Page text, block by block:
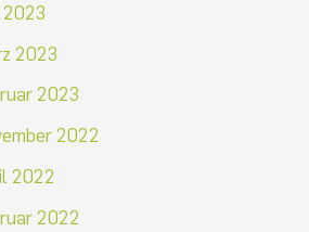
2023
2023
2023
2022
2022
2022